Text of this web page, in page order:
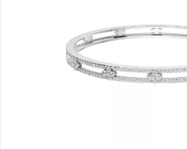
Bilaguzuklar